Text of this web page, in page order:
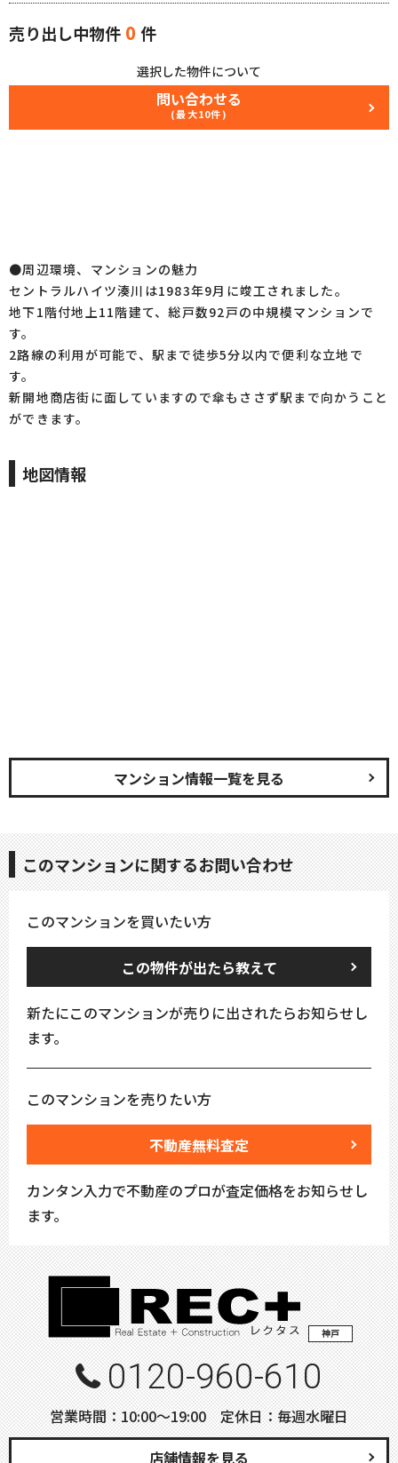
売り出し中物件 0 件
選択した物件について
問い合わせる
(最大10件)
●周辺環境、マンションの魅力
セントラルハイツ湊川は1983年9月に竣工されました。
地下1階付地上11階建て、総戸数92戸の中規模マンションで
す。
2路線の利用が可能で、駅まで徒歩5分以内で便利な立地で
す。
新開地商店街に面していますので傘もささず駅まで向かうこと
ができます。
地図情報
マンション情報一覧を見る
このマンションに関するお問い合わせ
このマンションを買いたい方
この物件が出たら教えて
新たにこのマンションが売りに出されたらお知らせし
ます。
このマンションを売りたい方
不動産無料査定
カンタン入力で不動産のプロが査定価格をお知らせし
ます。
神戸
0120-960-610
営業時間：10:00〜19:00 定休日：毎週水曜日
店舗情報を見る